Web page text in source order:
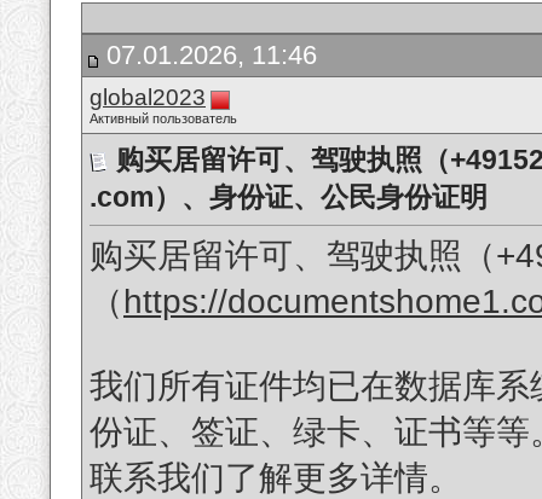
07.01.2026, 11:46
global2023
Активный пользователь
购买居留许可、驾驶执照（
.com）、身份证、公民身份证明
购买居留许可、驾驶执照（
（https://
我们所有证件均已在数据库
份证、签证、绿卡、证书等
联系我们了解更多详情。